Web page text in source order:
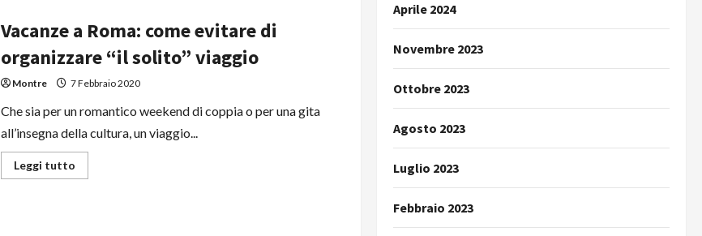
caicco
vivrete
vera
avventura
sul
mare
del
Vacanze a Roma: come evitare di
organizzare “il solito” viaggio
Montre 7 Febbraio 2020
Che sia per un romantico weekend di coppia o per una gita
all’insegna della cultura, un viaggio...
Leggi tuttoLeggi
di
Aprile 2024
Novembre 2023
Ottobre 2023
Agosto 2023
Luglio 2023
Febbraio 2023